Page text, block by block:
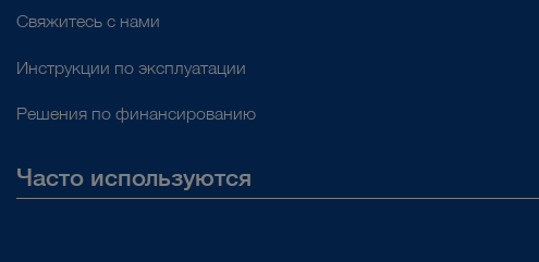
Свяжитесь с нами
Инструкции по эксплуатации
Решения по финансированию
Часто используются